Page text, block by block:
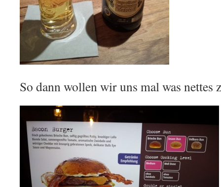
So dann wollen wir uns mal was